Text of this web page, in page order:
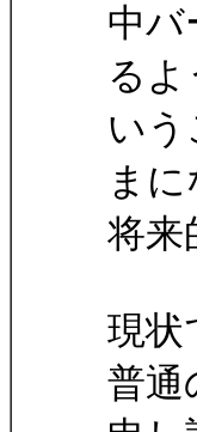
中バ
る
いう
まに
将来
現状
普通